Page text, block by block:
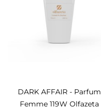
DARK AFFAIR - Parfum
Femme 119W Olfazeta